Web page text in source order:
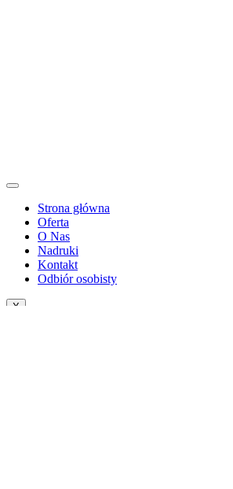
Strona główna
Oferta
O Nas
Nadruki
Kontakt
Odbiór osobisty
X